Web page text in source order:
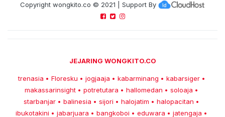
Copyright wongkito.co © 2021 | Support By
JEJARING WONGKITO.CO
trenasia • Floresku • jogjaaja • kabarminang • kabarsiger •
makassarinsight • potretutara • hallomedan • soloaja •
starbanjar • balinesia • sijori • halojatim • halopacitan •
ibukotakini • jabarjuara • bangkoboi • eduwara • jatengaja •